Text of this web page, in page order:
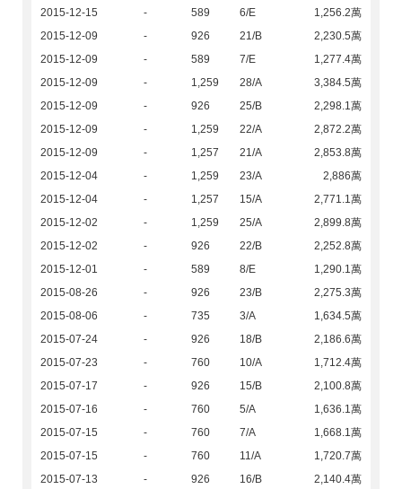
2015-12-15
- 589 6/E
1,256.2萬
2015-12-09
- 926 21/B
2,230.5萬
2015-12-09
- 589 7/E
1,277.4萬
2015-12-09
- 1,259 28/A
3,384.5萬
2015-12-09
- 926 25/B
2,298.1萬
2015-12-09
- 1,259 22/A
2,872.2萬
2015-12-09
- 1,257 21/A
2,853.8萬
2015-12-04
- 1,259 23/A
2,886萬
2015-12-04
- 1,257 15/A
2,771.1萬
2015-12-02
- 1,259 25/A
2,899.8萬
2015-12-02
- 926 22/B
2,252.8萬
2015-12-01
- 589 8/E
1,290.1萬
2015-08-26
- 926 23/B
2,275.3萬
2015-08-06
- 735 3/A
1,634.5萬
2015-07-24
- 926 18/B
2,186.6萬
2015-07-23
- 760 10/A
1,712.4萬
2015-07-17
- 926 15/B
2,100.8萬
2015-07-16
- 760 5/A
1,636.1萬
2015-07-15
- 760 7/A
1,668.1萬
2015-07-15
- 760 11/A
1,720.7萬
2015-07-13
- 926 16/B
2,140.4萬